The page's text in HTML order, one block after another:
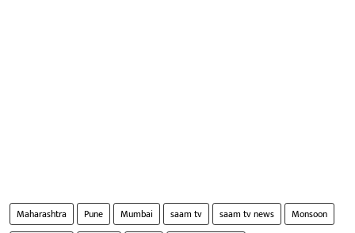
Maharashtra Pune Mumbai saam tv saam tv news
Monsoon